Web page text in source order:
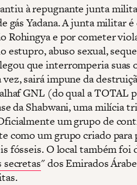
à repugnante junta
gás Yadana. A junta militar
Rohingya e por cometer
estupro, abuso sexual,
que interromperia suas
sairá impune da
GNL (do qual a TOTAL
da Shabwani, uma milícia
um grupo de
como um grupo criado para
fósseis. O local também foi
" dos Emirados